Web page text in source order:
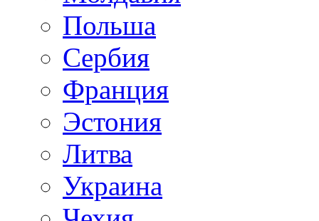
Польша
Сербия
Франция
Эстония
Литва
Украина